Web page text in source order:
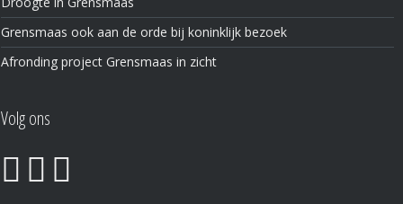
Grensmaas ook aan de orde bij koninklijk bezoek
Afronding project Grensmaas in zicht
Volg ons